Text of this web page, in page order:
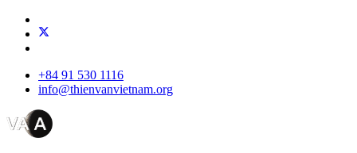
+84 91 530 1116
info@thienvanvietnam.org